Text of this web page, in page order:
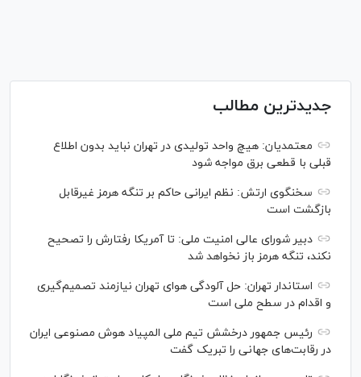
جدیدترین مطالب
معتمدیان: هیچ واحد تولیدی در تهران نباید بدون اطلاع
قبلی با قطعی برق مواجه شود
سخنگوی ارتش: نظم ایرانی حاکم بر تنگه هرمز غیرقابل
بازگشت است
دبیر شورای عالی امنیت ملی: تا آمریکا رفتارش را تصحیح
نکند، تنگه هرمز باز نخواهد شد
استاندار تهران: حل آلودگی هوای تهران نیازمند تصمیم‌گیری
و اقدام در سطح ملی است
رئیس جمهور درخشش تیم ملی المپیاد هوش مصنوعی ایران
در رقابت‌های جهانی را تبریک گفت